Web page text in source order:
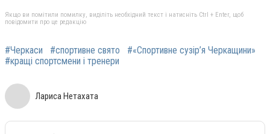
Якщо ви помітили помилку, виділіть необхідний текст і натисніть Ctrl + Enter, щоб
повідомити про це редакцію
#Черкаси #спортивне свято
#«Спортивне сузір’я Черкащини»
#кращі спортсмени і тренери
Лариса Нетахата